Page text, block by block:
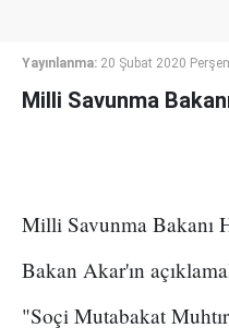
Yayınlanma: 20 Şubat 2020
Milli Savunma
Milli Savunma Bakanı
Bakan Akar'ın
"Soçi Mutabakat